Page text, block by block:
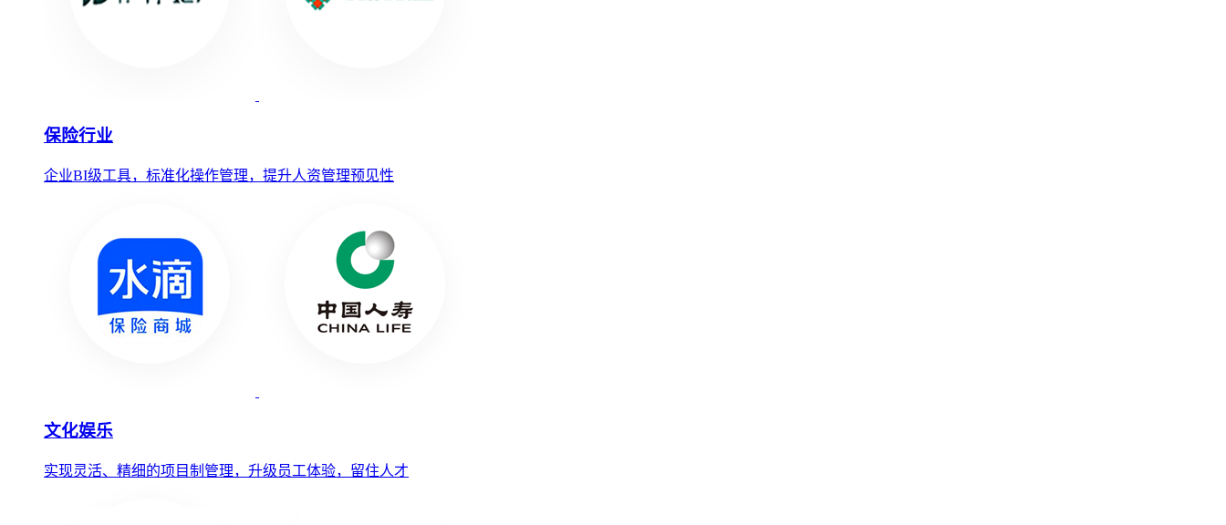
保险行业
企业BI级工具，标准化操作管理，提升人资管理预见性
文化娱乐
实现灵活、精细的项目制管理，升级员工体验，留住人才